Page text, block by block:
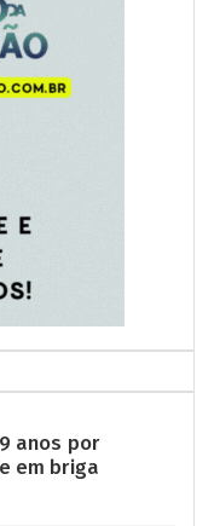
anos por
em briga